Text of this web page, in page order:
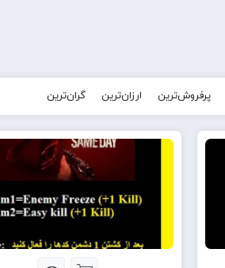
پرفروش‌ترین ارزان‌ترین گران‌ترین